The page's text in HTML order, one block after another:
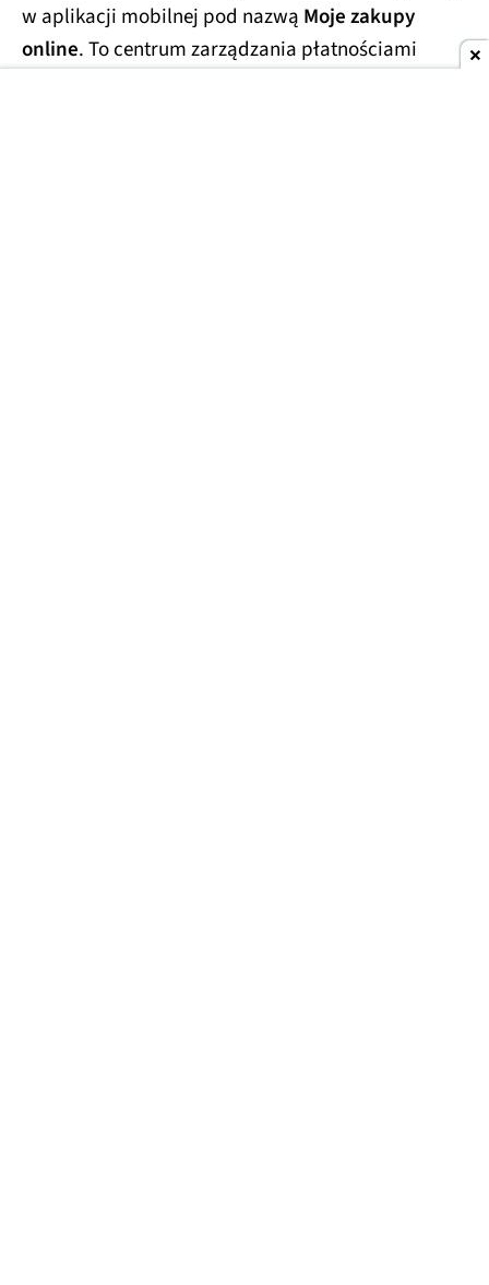
w aplikacji mobilnej pod nazwą Moje zakupy
online. To centrum zarządzania płatnościami